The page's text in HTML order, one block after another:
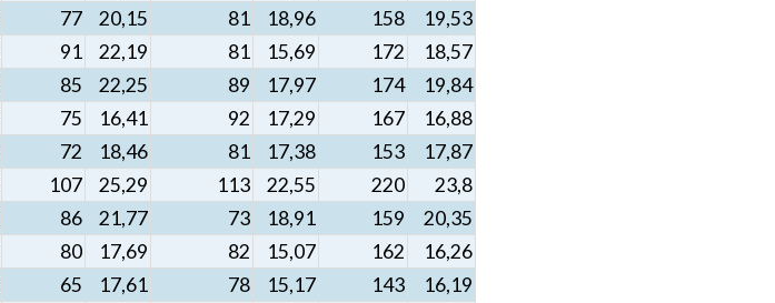
77 20,15 81 18,96 158
19,53
91 22,19 81 15,69 172
18,57
85 22,25 89 17,97 174
19,84
75 16,41 92 17,29 167
16,88
72 18,46 81 17,38 153
17,87
107 25,29 113 22,55 220
23,8
86 21,77 73 18,91 159
20,35
80 17,69 82 15,07 162
16,26
65 17,61 78 15,17 143 16,19